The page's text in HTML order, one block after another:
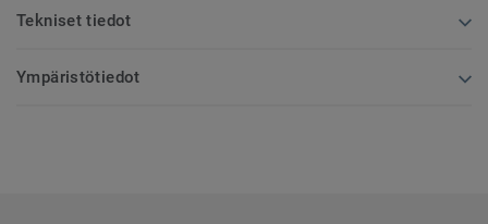
Tekniset tiedot
Ympäristötiedot